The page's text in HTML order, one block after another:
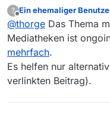
Sender:
Titel: Mit
ins
Link:
retro-hier-
Die Sendung
Version nicht
Besten Dank
?
Offline
Ein ehemaliger
@thorge Das Thema
Mediatheken ist
mehrfach.
Es helfen nur
verlinkten Beitrag).